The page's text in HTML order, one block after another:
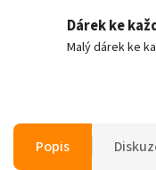
Dárek ke
Malý dárek ke
Popis